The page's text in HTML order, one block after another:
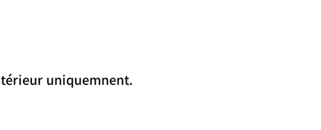
uniquemnent.